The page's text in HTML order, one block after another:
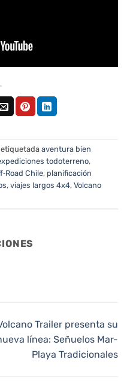
aventura bien
todoterreno,
Chile, planificación
, viajes largos 4x4, Volcano
Trailer presenta su
línea: Señuelos Mar-
Playa Tradicionales